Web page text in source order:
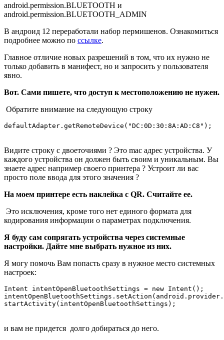
android.permission.BLUETOOTH и
android.permission.BLUETOOTH_ADMIN
В андроид 12 переработали набор пермишенов. Ознакомиться
подробнее можно по ссылке.
Главное отличие новых разрешений в том, что их нужно не
только добавить в манифест, но и запросить у пользователя
явно.
Вот. Сами пишете, что доступ к местоположению не нужен.
Обратите внимание на следующую строку
defaultAdapter.getRemoteDevice("DC:0D:30:8A:AD:C8");
Видите строку с двоеточиями ? Это mac адрес устройства. У
каждого устройства он должен быть своим и уникальным. Вы
знаете адрес например своего принтера ? Устроит ли вас
просто поле ввода для этого значения ?
На моем принтере есть наклейка с QR. Считайте ее.
Это исключения, кроме того нет единого формата для
кодирования информации о параметрах подключения.
Я буду сам сопрягать устройства через системные
настройки. Дайте мне выбрать нужное из них.
Я могу помочь Вам попасть сразу в нужное место системных
настроек:
Intent intentOpenBluetoothSettings = new Intent();
startActivity(intentOpenBluetoothSettings);
и вам не придется долго добираться до него.